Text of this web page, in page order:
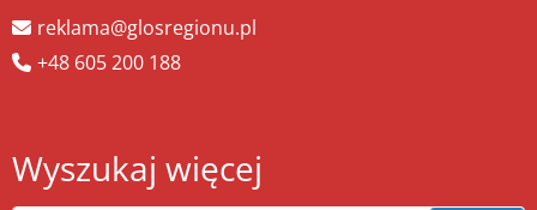
reklama@glosregionu.pl
+48 605 200 188
Wyszukaj więcej